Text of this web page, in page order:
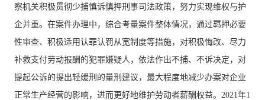
察机关积极贯彻少捕慎诉慎押刑事司法政策，努力实现维权与护
企并重。在案件办理中，综合考量案件整体情况，通过羁押必要
性审查、积极适用认罪认罚从宽制度等措施，对积极悔改、尽力
补救支付劳动报酬的犯罪嫌疑人，依法作出不捕、不诉决定，对
提起公诉的提出轻缓刑的量刑建议，最大程度地减少办案对企业
正常生产经营的影响，进而更好地维护劳动者薪酬权益。2021年1